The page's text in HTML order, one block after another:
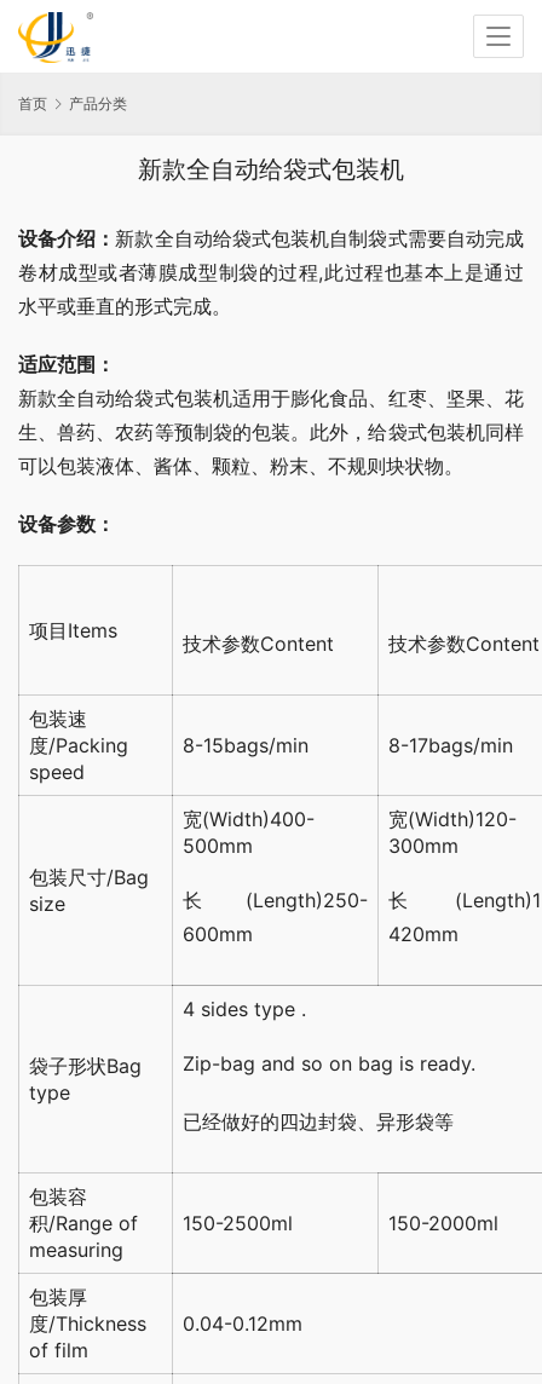
首页 产品分类
新款全自动给袋式包装机
设备介绍： 新款全自动给袋式包装机自制袋式需要自动完成
卷材成型或者薄膜成型制袋的过程,此过程也基本上是通过
水平或垂直的形式完成。
适应范围：
新款全自动给袋式包装机适用于膨化食品、红枣、坚果、花
生、兽药、农药等预制袋的包装。此外，给袋式包装机同样
可以包装液体、酱体、颗粒、粉末、不规则块状物。
设备参数：
项目Items
技术参数Content 技术参数Content
包装速
度/Packing
speed
8-15bags/min 8-17bags/min
包装尺寸/Bag
size
宽(Width)400-
500mm
长(Length)250-
600mm
宽(Width)120-
300mm
长
420mm
袋子形状Bag
type
4 sides type .
Zip-bag and so on bag is ready.
已经做好的四边封袋、异形袋等
包装容
积/Range of
measuring
150-2500ml 150-2000ml
包装厚
度/Thickness
of film
0.04-0.12mm